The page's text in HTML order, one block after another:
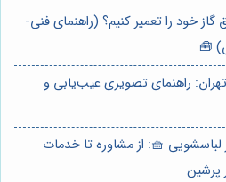
گاز خود را تعمیر کنیم؟ (راهنمای فنی-
🧰
راهنمای تصویری عیب‌یابی و
لباسشویی 🧺: از مشاوره تا خدمات
پرشین